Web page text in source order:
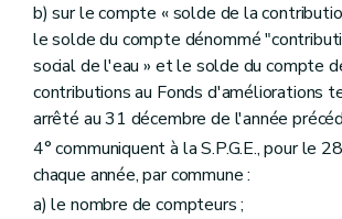
b) sur le compte « solde de la
le solde du compte dénommé
social de l'eau » et le solde du compte
contributions au Fonds d'améliorations
arrêté au 31 décembre de l'année
4° communiquent à la S.P.G.E., pour le
chaque année, par commune :
a) le nombre de compteurs ;